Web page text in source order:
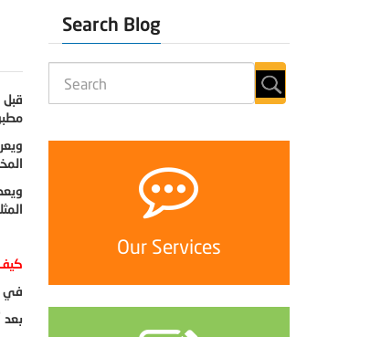
Search Blog
Our Services
قبل
في
بعد